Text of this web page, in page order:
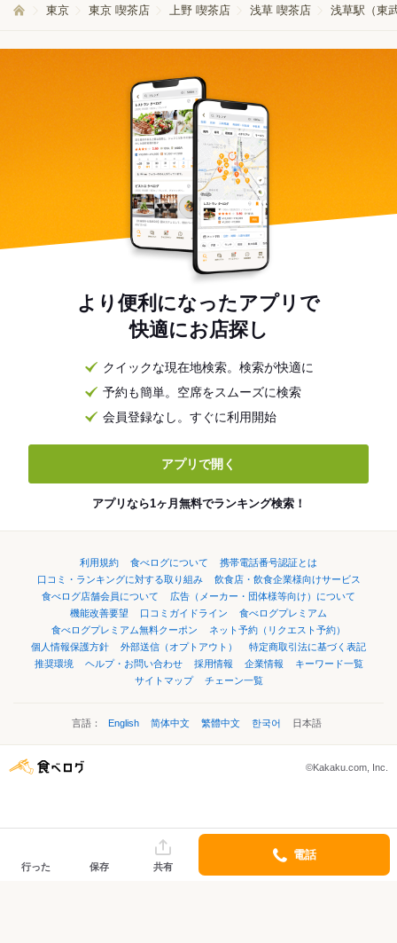
東京 東京 喫茶店 上野 喫茶店 浅草 喫茶店 浅草駅（東
より便利になったアプリで
快適にお店探し
クイックな現在地検索。検索が快適に
予約も簡単。空席をスムーズに検索
会員登録なし。すぐに利用開始
アプリで開く
アプリなら1ヶ月無料でランキング検索！
利用規約 食べログについて
携帯電話番号認証とは
口コミ・ランキングに対する取り組み
飲食店・飲食企業様向けサービス
食べログ店舗会員について
広告（メーカー・団体様等向け）について
機能改善要望
口コミガイドライン
食べログプレミアム
食べログプレミアム無料クーポン
ネット予約（リクエスト予約）
個人情報保護方針
外部送信（オプトアウト）
特定商取引法に基づく表記
推奨環境
ヘルプ・お問い合わせ 採用情報 企業情報
キーワード一覧
サイトマップ
チェーン一覧
言語： English 简体中文 繁體中文 한국어 日本語
©Kakaku.com, Inc.
行った 保存 共有
電話